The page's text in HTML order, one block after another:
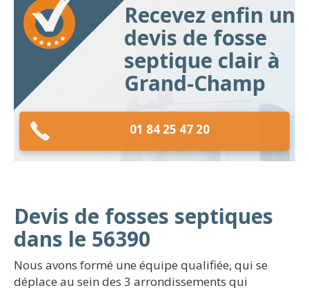
Recevez enfin un
devis de fosse
septique clair à
Grand-Champ
01 84 25 47 20
Devis de fosses septiques
dans le 56390
Nous avons formé une équipe qualifiée, qui se
déplace au sein des 3 arrondissements qui